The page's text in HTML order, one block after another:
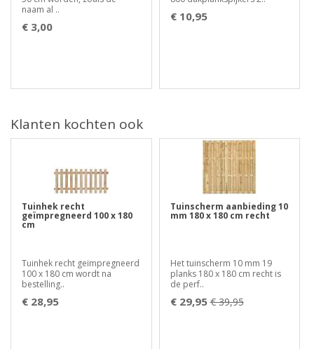
naam al ..
€ 3,00
€ 10,95
Klanten kochten ook
Tuinhek recht
geïmpregneerd 100 x 180
cm
Tuinhek recht geïmpregneerd
100 x 180 cm wordt na
bestelling..
€ 28,95
Tuinscherm aanbieding 10
mm 180 x 180 cm recht
Het tuinscherm 10 mm 19
planks 180 x 180 cm recht is
de perf..
€ 29,95 € 39,95